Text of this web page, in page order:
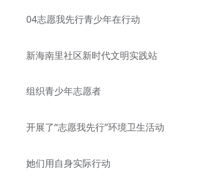
04志愿我先行青少年在行动
新海南里社区新时代文明实践站
组织青少年志愿者
开展了“志愿我先行”环境卫生活动
她们用自身实际行动